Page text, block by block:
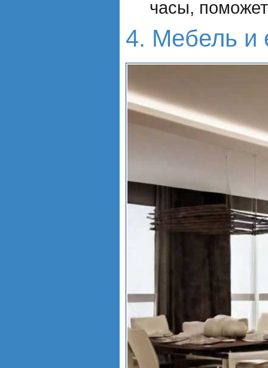
часы,
4. Мебель и